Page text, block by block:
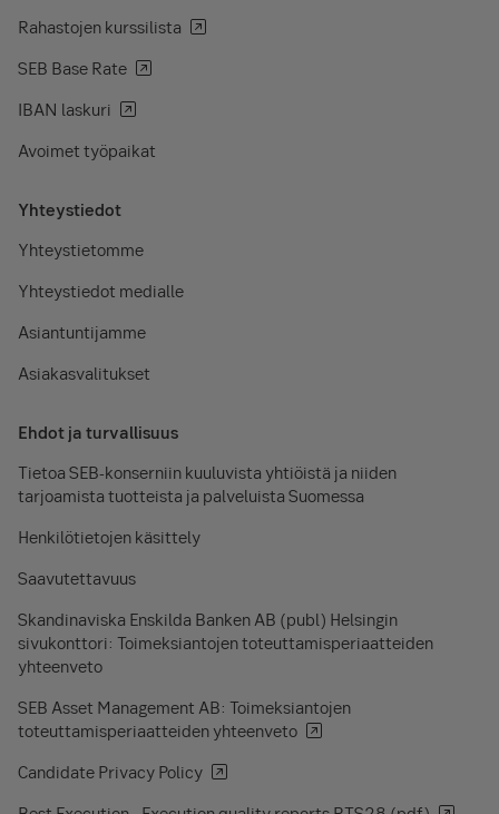
Rahastojen kurssilista
SEB Base Rate
IBAN laskuri
Avoimet työpaikat
Yhteystiedot
Yhteystietomme
Yhteystiedot medialle
Asiantuntijamme
Asiakasvalitukset
Ehdot ja turvallisuus
Tietoa SEB-konserniin kuuluvista yhtiöistä ja niiden
tarjoamista tuotteista ja palveluista Suomessa
Henkilötietojen käsittely
Saavutettavuus
Skandinaviska Enskilda Banken AB (publ) Helsingin
sivukonttori: Toimeksiantojen toteuttamisperiaatteiden
yhteenveto
SEB Asset Management AB: Toimeksiantojen
toteuttamisperiaatteiden yhteenveto
Candidate Privacy Policy